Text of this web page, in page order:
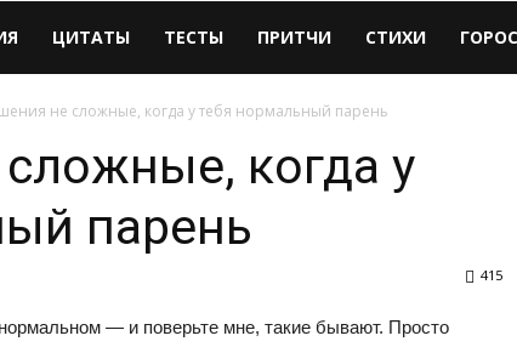
ЦИТАТЫ ТЕСТЫ ПРИТЧИ СТИХИ
не сложные, когда у тебя нормальный парень
когда у
парень
415
— и поверьте мне, такие бывают. Просто